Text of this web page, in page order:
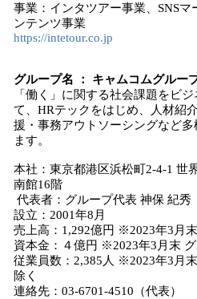
事業：インタツアー事業、SNSマ
ンテンツ事業
https://intetour.co.jp
グループ名 ： キャムコムグルー
「働く」に関する社会課題をビ
て、HRテックをはじめ、人材紹
援・事務アウトソーシングなど
ます。
本社：東京都港区浜松町2-4-1 世
南館16階
代表者：グループ代表 神保 紀秀
設立：2001年8月
売上高：1,292億円 ※2023年3月
資本金：４億円 ※2023年3月末
従業員数：2,385人 ※2023年3月
除く
連絡先：03-6701-4510（代表）